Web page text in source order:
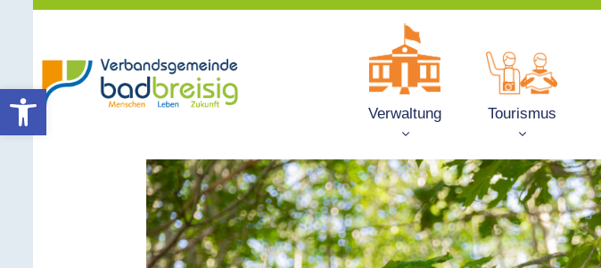
Werkzeugleiste öffnen
Verwaltung Tourismus